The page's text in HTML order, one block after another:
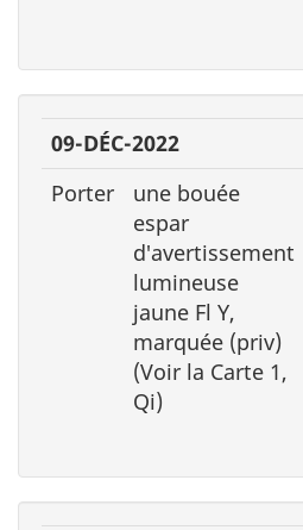
09-DÉC-2022
Porter
une bouée
espar
d′avertissement
lumineuse
jaune Fl Y,
marquée (priv)
(Voir la Carte 1,
Qi)